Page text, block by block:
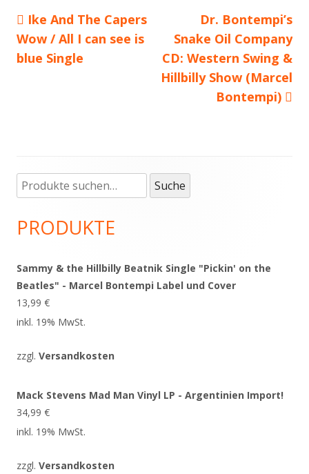
Beitragsnavigation
Vorheriger
Beitrag:
Ike And The Capers
Wow / All I can see is
blue Single
Nächster
Beitrag
Dr. Bontempi’s
Snake Oil Company
CD: Western Swing &
Hillbilly Show (Marcel
Bontempi)
Haupt-
Seitenleiste
Suche
nach:
Suche
PRODUKTE
Sammy & the Hillbilly Beatnik Single "Pickin' on the
Beatles" - Marcel Bontempi Label und Cover
13,99 €
inkl. 19% MwSt.
zzgl. Versandkosten
Mack Stevens Mad Man Vinyl LP - Argentinien Import!
34,99 €
inkl. 19% MwSt.
zzgl. Versandkosten